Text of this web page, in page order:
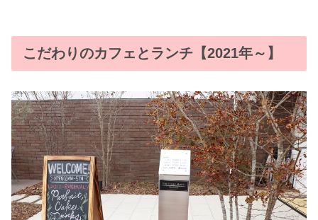
こだわりのカフェとランチ【2021年～】